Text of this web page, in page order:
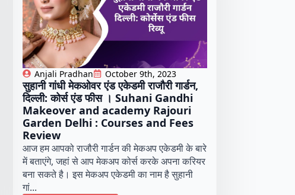
Anjali Pradhan October 9th, 2023
सुहानी गांधी मेकओवर एंड एकेडमी राजौरी गार्डन,
दिल्ली: कोर्स एंड फीस । Suhani Gandhi
Makeover and academy Rajouri
Garden Delhi : Courses and Fees
Review
आज हम आपको राजौरी गार्डन की मेकअप एकेडमी के बारे
में बताएंगे, जहां से आप मेकअप कोर्स करके अपना करियर
बना सकते है। इस मेकअप एकेडमी का नाम है सुहानी
गां...